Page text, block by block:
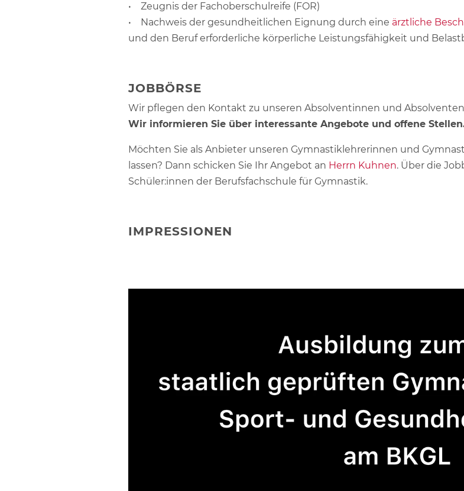
• Zeugnis der Fachoberschulreife (FOR)
• Nachweis der gesundheitlichen Eignung durch eine ärztliche
und den Beruf erforderliche körperliche Leistungsfähigkeit und
JOBBÖRSE
Wir pflegen den Kontakt zu unseren Absolventinnen und
Wir informieren Sie über interessante Angebote und offene
Möchten Sie als Anbieter unseren Gymnastiklehrerinnen und
lassen? Dann schicken Sie Ihr Angebot an Herrn Kuhnen. Über die
Schüler:innen der Berufsfachschule für Gymnastik.
IMPRESSIONEN